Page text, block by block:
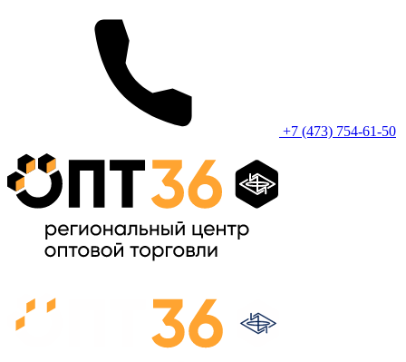
+7 (473) 754-61-50